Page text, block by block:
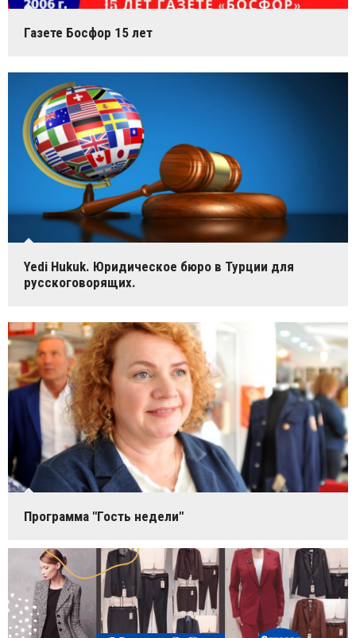
Газете Босфор 15 лет
Yedi Hukuk. Юридическое бюро в Турции для
русскоговорящих.
Программа "Гость недели"